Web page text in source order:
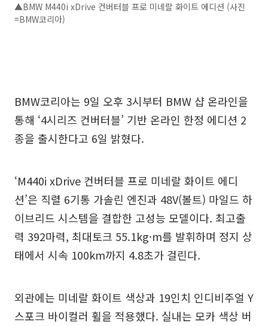
▲BMW M440i xDrive 컨버터블 프로 미네랄 화이트 에디션 (사진
=BMW코리아)
BMW코리아는 9일 오후 3시부터 BMW 샵 온라인을
통해 ‘4시리즈 컨버터블’ 기반 온라인 한정 에디션 2
종을 출시한다고 6일 밝혔다.
‘M440i xDrive 컨버터블 프로 미네랄 화이트 에디
션’은 직렬 6기통 가솔린 엔진과 48V(볼트) 마일드 하
이브리드 시스템을 결합한 고성능 모델이다. 최고출
력 392마력, 최대토크 55.1kg·m를 발휘하며 정지 상
태에서 시속 100km까지 4.8초가 걸린다.
외관에는 미네랄 화이트 색상과 19인치 인디비주얼 Y
스포크 바이컬러 휠을 적용했다. 실내는 모카 색상 버